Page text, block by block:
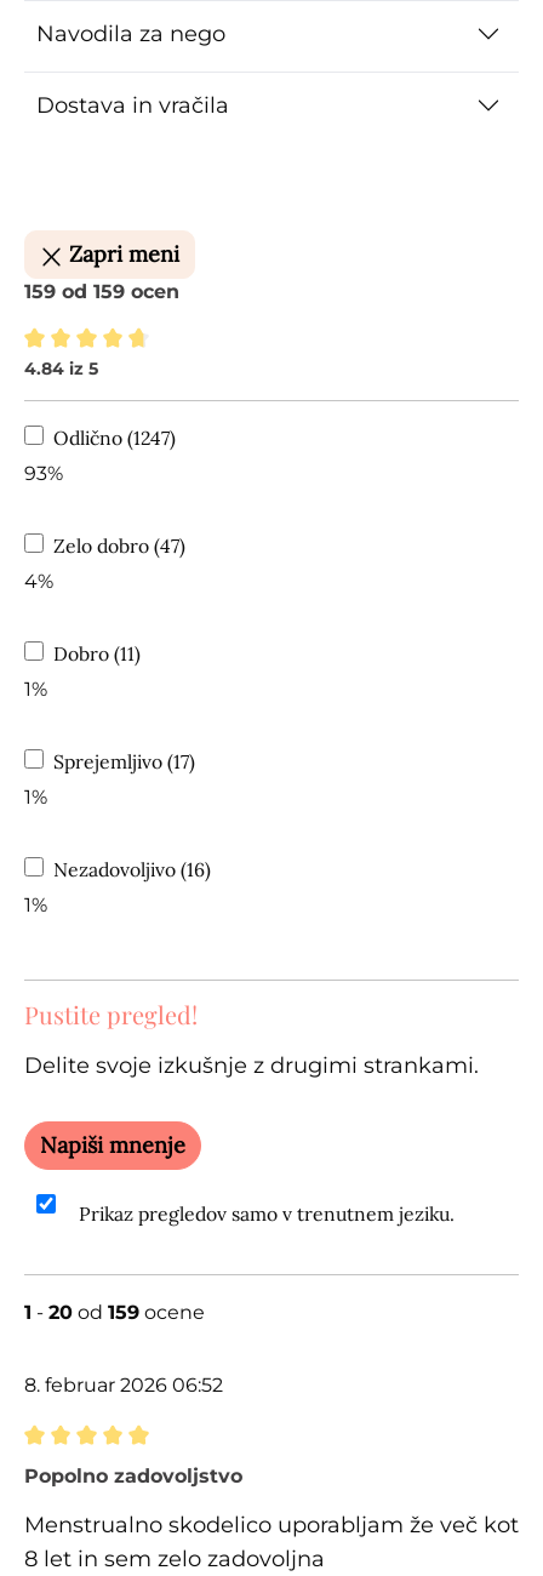
Navodila za nego
Dostava in vračila
Zapri meni
159 od 159 ocen
Povprečna ocena 4.84 od 5 zvezdic
4.84 iz 5
Odlično (1247)
93%
Zelo dobro (47)
4%
Dobro (11)
1%
Sprejemljivo (17)
1%
Nezadovoljivo (16)
1%
Pustite pregled!
Delite svoje izkušnje z drugimi strankami.
Napiši mnenje
Prikaz pregledov samo v trenutnem jeziku.
1 - 20 od 159 ocene
8. februar 2026 06:52
Ocena z oceno 5 od 5 zvezdic
Popolno zadovoljstvo
Menstrualno skodelico uporabljam že več kot
8 let in sem zelo zadovoljna